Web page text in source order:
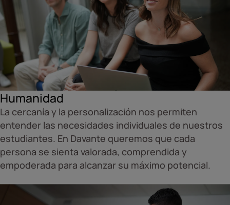
Humanidad
La cercanía y la personalización nos permiten
entender las necesidades individuales de nuestros
estudiantes. En Davante queremos que cada
persona se sienta valorada, comprendida y
empoderada para alcanzar su máximo potencial.